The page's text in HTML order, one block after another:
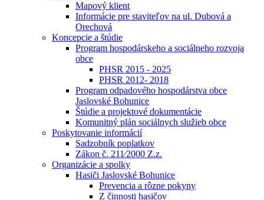
Mapový klient
Informácie pre staviteľov na ul. Dubová a
Orechová
Koncepcie a štúdie
Program hospodárskeho a sociálneho rozvoja
obce
PHSR 2015 - 2025
PHSR 2012- 2018
Program odpadového hospodárstva obce
Jaslovské Bohunice
Štúdie a projektové dokumentácie
Komunitný plán sociálnych služieb obce
Poskytovanie informácií
Sadzobník poplatkov
Zákon č. 211⁄2000 Z.z.
Organizácie a spolky
Hasiči Jaslovské Bohunice
Prevencia a rôzne pokyny
Z činnosti hasičov